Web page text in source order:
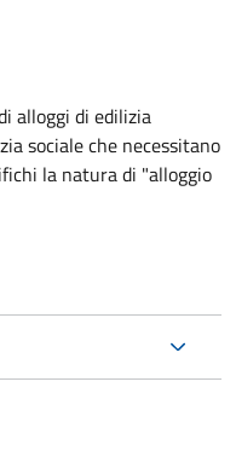
alloggi di edilizia
sociale che necessitano
la natura di "alloggio